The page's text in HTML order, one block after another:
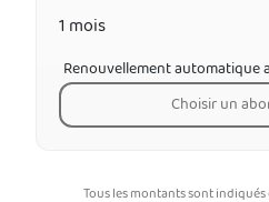
1 mois
Renouvellement automatique
Choisir un
Tous les montants sont